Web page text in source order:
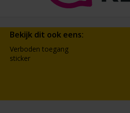
Bekijk dit ook eens:
Verboden toegang
sticker